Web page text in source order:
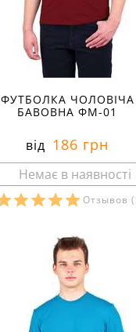
ФУТБОЛКА ЧОЛОВІЧА
БАВОВНА ФМ-01
від 186 грн
Отзывов